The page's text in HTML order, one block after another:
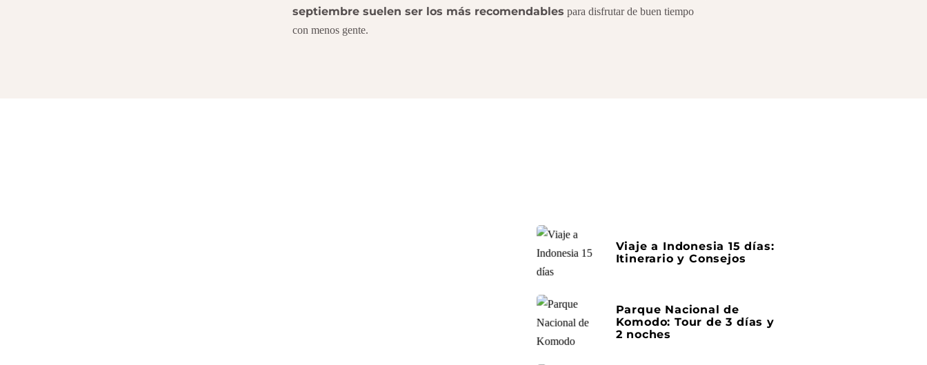
septiembre suelen ser los más recomendables para disfrutar de buen tiempo
con menos gente.
Viaje a Indonesia 15 días:
Itinerario y Consejos
Parque Nacional de
Komodo: Tour de 3 días y
2 noches